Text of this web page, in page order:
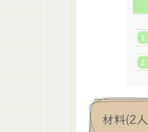
材料(2